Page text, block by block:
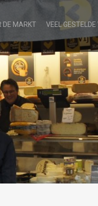
DE MARKT VEEL GESTELDE